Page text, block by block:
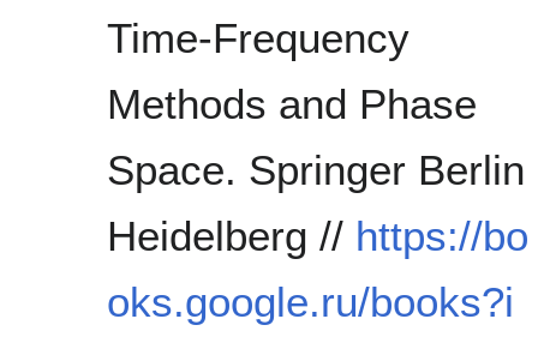
Time-Frequency
Methods and Phase
Space. Springer Berlin
Heidelberg // https://bo
oks.google.ru/books?i